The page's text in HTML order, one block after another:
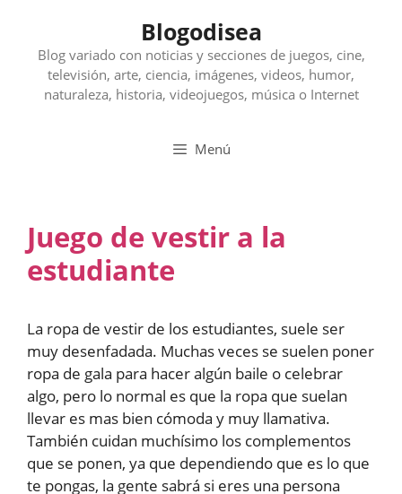
contenido
Blogodisea
Blog variado con noticias y secciones de juegos, cine,
televisión, arte, ciencia, imágenes, videos, humor,
naturaleza, historia, videojuegos, música o Internet
Menú
Juego de vestir a la
estudiante
La ropa de vestir de los estudiantes, suele ser
muy desenfadada. Muchas veces se suelen poner
ropa de gala para hacer algún baile o celebrar
algo, pero lo normal es que la ropa que suelan
llevar es mas bien cómoda y muy llamativa.
También cuidan muchísimo los complementos
que se ponen, ya que dependiendo que es lo que
te pongas, la gente sabrá si eres una persona